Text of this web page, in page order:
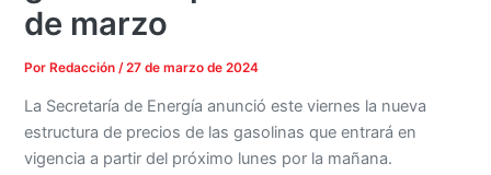
de marzo
PorRedacción /27 de marzo de 2024
La Secretaría de Energía anunció este viernes la nueva
estructura de precios de las gasolinas que entrará en
vigencia a partir del próximo lunes por la mañana.